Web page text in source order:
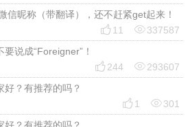
信昵称（带翻译），还不赶紧get起来！
 11 337587
说成“Foreigner”！
 244 293607
好？有推荐的吗？
 1 301